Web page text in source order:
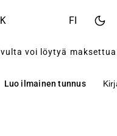
FI
voi löytyä
Luo ilmainen tunnus